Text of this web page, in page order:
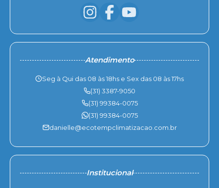
Atendimento
Seg à Qui das 08 às 18hs e Sex das 08 às 17hs
(31) 3387-9050
(31) 99384-0075
(31) 99384-0075
danielle@ecotempclimatizacao.com.br
Institucional